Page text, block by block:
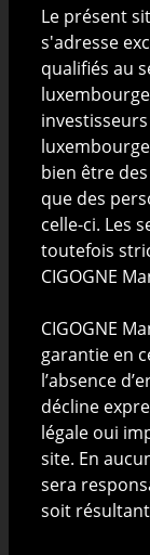
pas qualifiée
est illégal de
Les
obtenues ou
jugées fiables.
exhaustivité.
ou modifiée à
performances
une garantie
donne
futures par
assume la
Toute
raison
nationalité ou
des fonds
Le présent
s'adresse
qualifiés au
bien être
que des
celle-ci. Les
toutefois
CIGOGNE
CIGOGNE
garantie en
l’absence
décline
légale oui
site. En
sera
soit résultant